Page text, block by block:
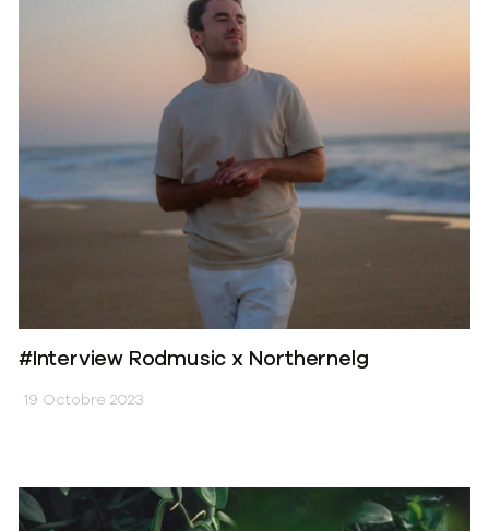
#Interview Rodmusic x Northernelg
19 Octobre 2023